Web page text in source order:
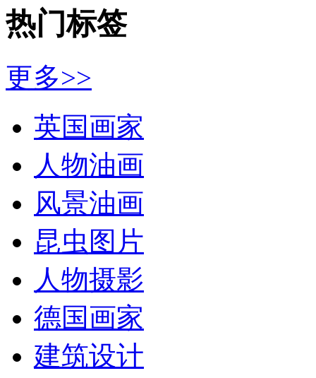
热门标签
更多>>
英国画家
人物油画
风景油画
昆虫图片
人物摄影
德国画家
建筑设计